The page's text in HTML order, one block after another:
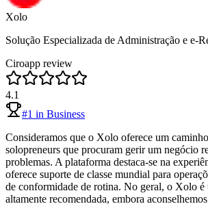
Xolo
Solução Especializada de Administração e e-
Ciroapp review
4.1
#1 in Business
Consideramos que o Xolo oferece um
solopreneurs que procuram gerir um negócio
problemas. A plataforma destaca-se na
oferece suporte de classe mundial para
de conformidade de rotina. No geral, o Xolo é
altamente recomendada, embora